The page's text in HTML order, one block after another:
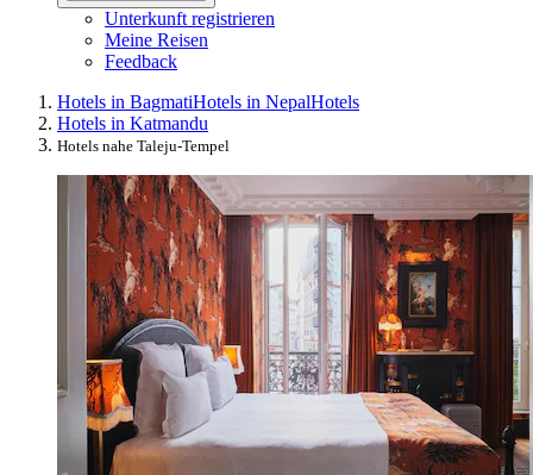
Unterkunft registrieren
Meine Reisen
Feedback
Hotels in BagmatiHotels in NepalHotels
Hotels in Katmandu
Hotels nahe Taleju-Tempel